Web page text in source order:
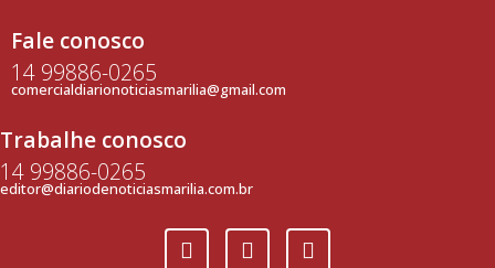
Fale conosco
14 99886-0265
comercialdiarionoticiasmarilia@gmail.com
Trabalhe conosco
14 99886-0265
editor@diariodenoticiasmarilia.com.br